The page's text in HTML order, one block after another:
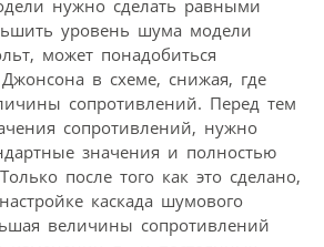
нужно сделать равными
уровень шума модели
может понадобиться
в схеме, снижая, где
сопротивлений. Перед тем
сопротивлений, нужно
значения и полностью
после того как это сделано,
каскада шумового
величины сопротивлений